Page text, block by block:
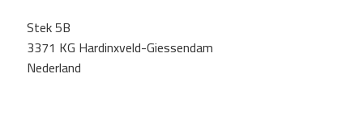
Stek 5B
3371 KG Hardinxveld-Giessendam
Nederland